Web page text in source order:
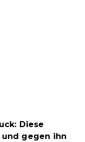
Diese
gegen ihn